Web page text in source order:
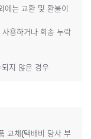
는 교환 및 환불이
용하거나 회송 누락
지 않은 경우
교체(택배비 당사 부